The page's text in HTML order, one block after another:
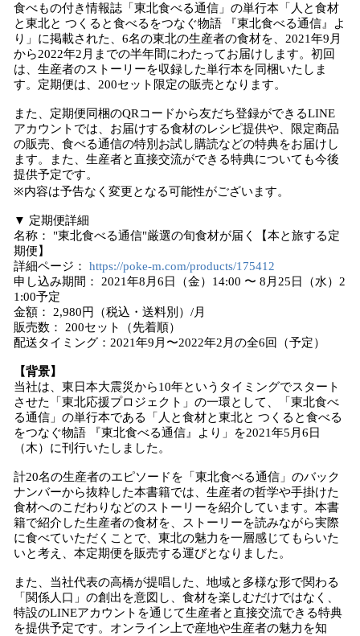
食べもの付き情報誌「東北食べる通信」の単行本「人と食材
と東北と つくると食べるをつなぐ物語 『東北食べる通信』よ
り」に掲載された、6名の東北の生産者の食材を、2021年9月
から2022年2月までの半年間にわたってお届けします。初回
は、生産者のストーリーを収録した単行本を同梱いたしま
す。定期便は、200セット限定の販売となります。
また、定期便同梱のQRコードから友だち登録ができるLINE
アカウントでは、お届けする食材のレシピ提供や、限定商品
の販売、食べる通信の特別お試し購読などの特典をお届けし
ます。また、生産者と直接交流ができる特典についても今後
提供予定です。
※内容は予告なく変更となる可能性がございます。
▼ 定期便詳細
名称： "東北食べる通信"厳選の旬食材が届く【本と旅する定
期便】
詳細ページ： https://poke-m.com/products/175412
申し込み期間： 2021年8月6日（金）14:00 〜 8月25日（水）2
1:00予定
金額： 2,980円（税込・送料別）/月
販売数： 200セット（先着順）
配送タイミング：2021年9月〜2022年2月の全6回（予定）
【背景】
当社は、東日本大震災から10年というタイミングでスタート
させた「東北応援プロジェクト」の一環として、「東北食べ
る通信」の単行本である「人と食材と東北と つくると食べる
をつなぐ物語 『東北食べる通信』より」を2021年5月6日
（木）に刊行いたしました。
計20名の生産者のエピソードを「東北食べる通信」のバック
ナンバーから抜粋した本書籍では、生産者の哲学や手掛けた
食材へのこだわりなどのストーリーを紹介しています。本書
籍で紹介した生産者の食材を、ストーリーを読みながら実際
に食べていただくことで、東北の魅力を一層感じてもらいた
いと考え、本定期便を販売する運びとなりました。
また、当社代表の高橋が提唱した、地域と多様な形で関わる
「関係人口」の創出を意図し、食材を楽しむだけではなく、
特設のLINEアカウントを通じて生産者と直接交流できる特典
を提供予定です。オンライン上で産地や生産者の魅力を知